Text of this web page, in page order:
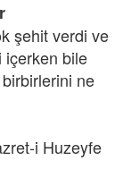
şehit verdi ve
içerken bile
birbirlerini ne
i Huzeyfe